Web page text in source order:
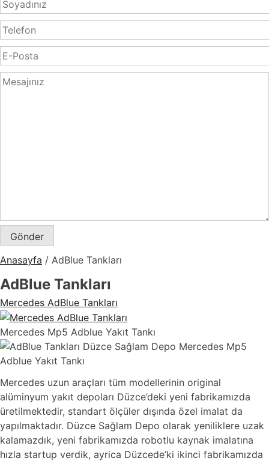
Anasayfa / AdBlue Tankları
AdBlue Tankları
Mercedes AdBlue Tankları
Mercedes Mp5 Adblue Yakıt Tankı
Mercedes uzun araçları tüm modellerinin original
alüminyum yakıt depoları Düzce’deki yeni fabrikamızda
üretilmektedir, standart ölçüler dışında özel imalat da
yapılmaktadır. Düzce Sağlam Depo olarak yeniliklere uzak
kalamazdık, yeni fabrikamızda robotlu kaynak imalatına
hızla startup verdik, ayrica Düzcede’ki ikinci fabrikamızda